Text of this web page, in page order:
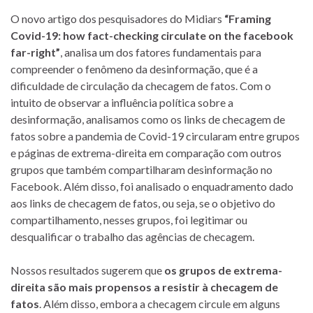
O novo artigo dos pesquisadores do Midiars “Framing
Covid-19: how fact-checking circulate on the facebook
far-right” , analisa um dos fatores fundamentais para
compreender o fenômeno da desinformação, que é a
dificuldade de circulação da checagem de fatos. Com o
intuito de observar a influência política sobre a
desinformação, analisamos como os links de checagem de
fatos sobre a pandemia de Covid-19 circularam entre grupos
e páginas de extrema-direita em comparação com outros
grupos que também compartilharam desinformação no
Facebook. Além disso, foi analisado o enquadramento dado
aos links de checagem de fatos, ou seja, se o objetivo do
compartilhamento, nesses grupos, foi legitimar ou
desqualificar o trabalho das agências de checagem.
Nossos resultados sugerem que os grupos de extrema-
direita são mais propensos a resistir à checagem de
fatos . Além disso, embora a checagem circule em alguns